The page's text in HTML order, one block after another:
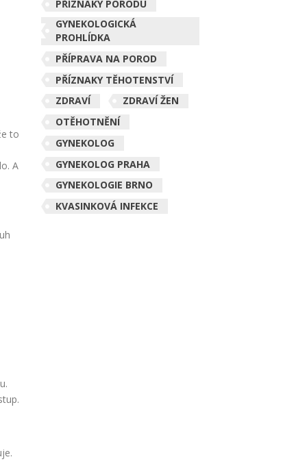
to
A
PŘÍZNAKY PORODU
GYNEKOLOGICKÁ
PROHLÍDKA
PŘÍPRAVA NA POROD
PŘÍZNAKY TĚHOTENSTVÍ
ZDRAVÍ
ZDRAVÍ ŽEN
OTĚHOTNĚNÍ
GYNEKOLOG
GYNEKOLOG PRAHA
GYNEKOLOGIE BRNO
KVASINKOVÁ INFEKCE